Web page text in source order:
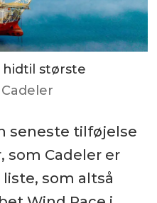
hidtil største
seneste tilføjelse
som Cadeler er
som altså